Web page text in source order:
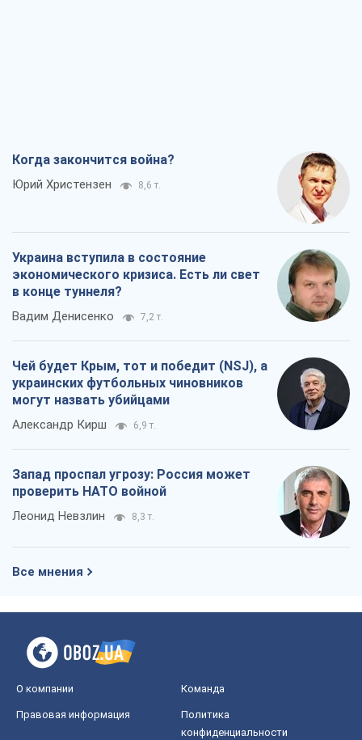
Когда закончится война?
Юрий Христензен 8,6 т.
Украина вступила в состояние
экономического кризиса. Есть ли свет
в конце туннеля?
Вадим Денисенко 7,2 т.
Чей будет Крым, тот и победит (NSJ), а
украинских футбольных чиновников
могут назвать убийцами
Александр Кирш 6,9 т.
Запад проспал угрозу: Россия может
проверить НАТО войной
Леонид Невзлин 8,3 т.
Все мнения
О компании Команда
Правовая информация
Политика
конфиденциальности